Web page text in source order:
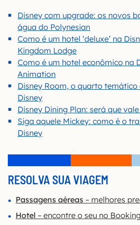
Disney com upgrade: os novos
água do Polynesian
Como é um hotel ‘deluxe’ na
Kingdom Lodge
Como é um hotel econômico na
Animation
Disney Room, o quarto temático
Disney
Disney Dining Plan: será que
Siga aquele Mickey: como é o
Disney
RESOLVA SUA VIAGEM
Passagens aéreas – melhores
Hotel – encontre o seu no Booking